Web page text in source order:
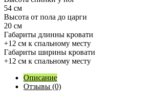
54 см
Высота от пола до царги
20 см
Габариты длинны кровати
+12 см к спальному месту
Габариты ширины кровати
+12 см к спальному месту
Описание
Отзывы (0)